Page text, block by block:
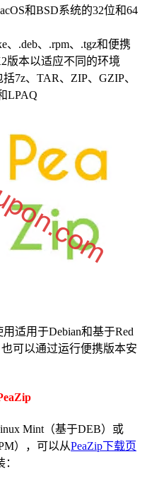
和BSD系统的32位和64
.deb、.rpm、.tgz和便携
版本以适应不同的环境
7z、TAR、ZIP、GZIP、
LPAQ
适用于Debian和基于Red
可以通过运行便携版本安
Mint（基于DEB）或
），可以从PeaZip下载页